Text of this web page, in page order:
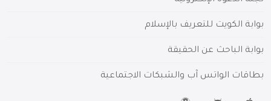
بوابة الكويت للتعريف بالإسلام
بوابة الباحث عن الحقيقة
بطاقات الواتس آب والشبكات الاجتماعية